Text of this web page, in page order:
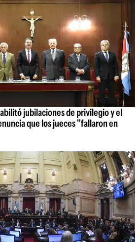
jubilaciones de privilegio y el
que los jueces "fallaron en